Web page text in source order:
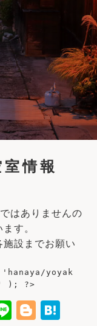
情報
はありませんの
す。
設までお願い
'hanaya/yoyak
); ?>
Li Bl